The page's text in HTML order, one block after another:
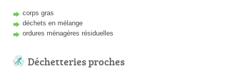
corps gras
déchets en mélange
ordures ménagères résiduelles
Déchetteries proches